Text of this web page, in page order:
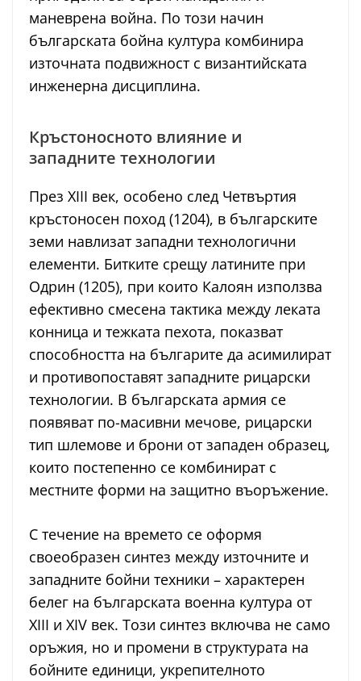
маневрена война. По този начин
българската бойна култура комбинира
източната подвижност с византийската
инженерна дисциплина.
Кръстоносното влияние и
западните технологии
През XIII век, особено след Четвъртия
кръстоносен поход (1204), в българските
земи навлизат западни технологични
елементи. Битките срещу латините при
Одрин (1205), при които Калоян използва
ефективно смесена тактика между леката
конница и тежката пехота, показват
способността на българите да асимилират
и противопоставят западните рицарски
технологии. В българската армия се
появяват по-масивни мечове, рицарски
тип шлемове и брони от западен образец,
които постепенно се комбинират с
местните форми на защитно въоръжение.
С течение на времето се оформя
своеобразен синтез между източните и
западните бойни техники – характерен
белег на българската военна култура от
XIII и XIV век. Този синтез включва не само
оръжия, но и промени в структурата на
бойните единици, укрепителното